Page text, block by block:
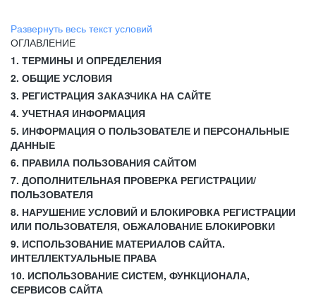
Развернуть весь текст условий
ОГЛАВЛЕНИЕ
1. ТЕРМИНЫ И ОПРЕДЕЛЕНИЯ
2. ОБЩИЕ УСЛОВИЯ
3. РЕГИСТРАЦИЯ ЗАКАЗЧИКА НА САЙТЕ
4. УЧЕТНАЯ ИНФОРМАЦИЯ
5. ИНФОРМАЦИЯ О ПОЛЬЗОВАТЕЛЕ И ПЕРСОНАЛЬНЫЕ
ДАННЫЕ
6. ПРАВИЛА ПОЛЬЗОВАНИЯ САЙТОМ
7. ДОПОЛНИТЕЛЬНАЯ ПРОВЕРКА РЕГИСТРАЦИИ/
ПОЛЬЗОВАТЕЛЯ
8. НАРУШЕНИЕ УСЛОВИЙ И БЛОКИРОВКА РЕГИСТРАЦИИ
ИЛИ ПОЛЬЗОВАТЕЛЯ, ОБЖАЛОВАНИЕ БЛОКИРОВКИ
9. ИСПОЛЬЗОВАНИЕ МАТЕРИАЛОВ САЙТА.
ИНТЕЛЛЕКТУАЛЬНЫЕ ПРАВА
10. ИСПОЛЬЗОВАНИЕ СИСТЕМ, ФУНКЦИОНАЛА,
СЕРВИСОВ САЙТА